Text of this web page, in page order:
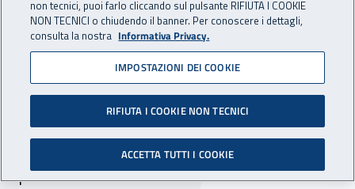
DC acquisti: gara europea
per fornitura di toner e di
altri consumabili per le
stampanti degli uffici Inail
Scade il 4 giugno 2018 il termine per la
presentazione delle offerte.
non tecnici, puoi farlo cliccando sul pulsante RIFIUTA I COOKIE
NON TECNICI o chiudendo il banner. Per conoscere i dettagli,
consulta la nostra Informativa Privacy.
IMPOSTAZIONI DEI COOKIE
RIFIUTA I COOKIE NON TECNICI
ACCETTA TUTTI I COOKIE